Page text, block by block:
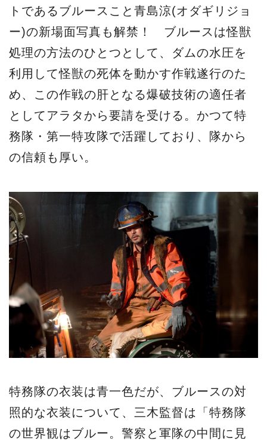
トであるブルースこと青島涼(オダギリジョ
ー)の新場面写真も解禁！ ブルースは怪獣
処理の方法のひとつとして、ダムの水圧を
利用して怪獣の死体を動かす作戦遂行のた
め、この作戦の肝となる爆破技術の適任者
としてアラタから要請を受ける。かつて特
務隊・第一特攻隊で活躍しており、隊から
の信頼も厚い。
特務隊の衣装は青一色だが、ブルースの対
照的な衣装について、三木監督は「特務隊
の世界観はブルー。警察と軍隊の中間に見